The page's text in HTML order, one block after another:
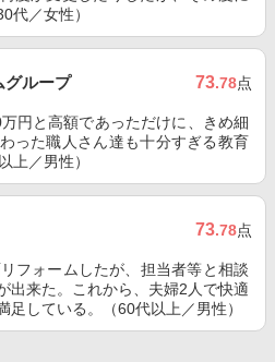
代／女性）
グループ 73.78点
円と高額であっただけに、きめ細
った職人さん達も十分すぎる教育
上／男性）
73.78点
フォームしたが、担当者等と相談
出来た。これから、夫婦2人で快適
足している。（60代以上／男性）